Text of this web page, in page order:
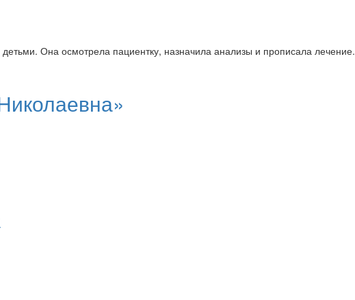
Она осмотрела пациентку, назначила анализы и прописала лечение.